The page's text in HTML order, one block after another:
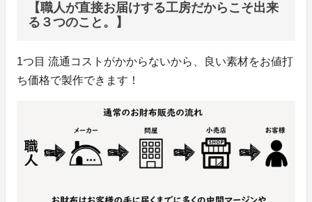
【職人が直接お届けする工房だからこそ出来
る３つのこと。】
1つ目 流通コストがかからないから、良い素材をお値打
ち価格で製作できます！